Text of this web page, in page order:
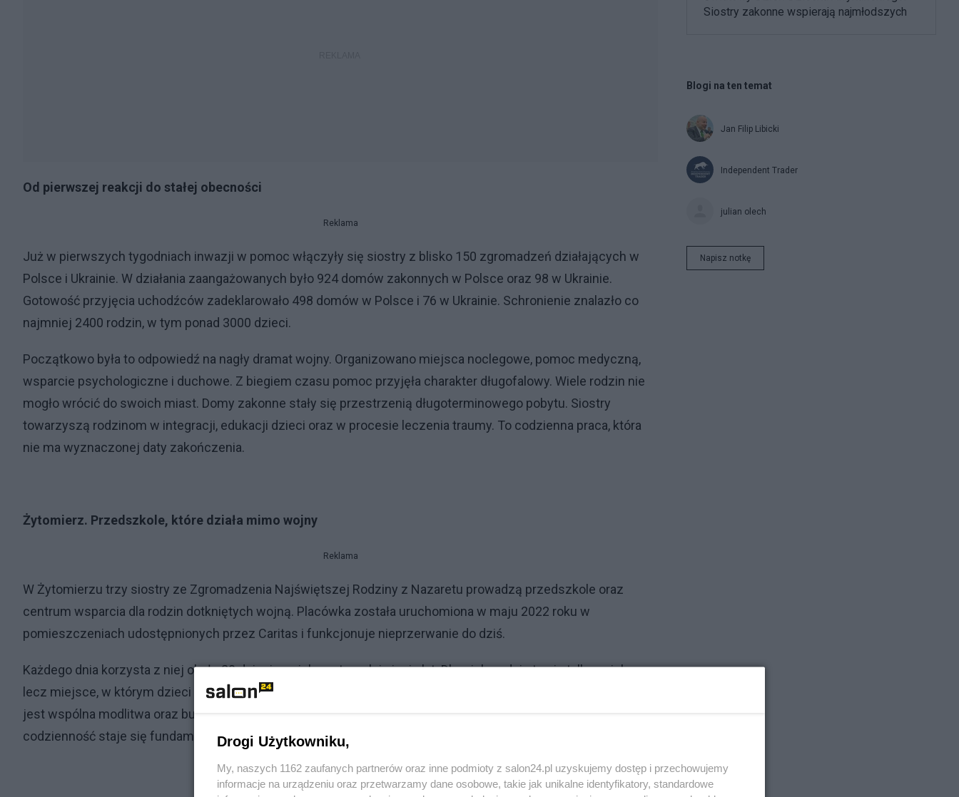
Od pierwszej reakcji do stałej obecności
Reklama
Już w pierwszych tygodniach inwazji w pomoc włączyły się siostry z blisko 150 zgromadzeń działających w
Polsce i Ukrainie. W działania zaangażowanych było 924 domów zakonnych w Polsce oraz 98 w Ukrainie.
Gotowość przyjęcia uchodźców zadeklarowało 498 domów w Polsce i 76 w Ukrainie. Schronienie znalazło co
najmniej 2400 rodzin, w tym ponad 3000 dzieci.
Początkowo była to odpowiedź na nagły dramat wojny. Organizowano miejsca noclegowe, pomoc medyczną,
wsparcie psychologiczne i duchowe. Z biegiem czasu pomoc przyjęła charakter długofalowy. Wiele rodzin nie
mogło wrócić do swoich miast. Domy zakonne stały się przestrzenią długoterminowego pobytu. Siostry
towarzyszą rodzinom w integracji, edukacji dzieci oraz w procesie leczenia traumy. To codzienna praca, która
nie ma wyznaczonej daty zakończenia.
Żytomierz. Przedszkole, które działa mimo wojny
Reklama
W Żytomierzu trzy siostry ze Zgromadzenia Najświętszej Rodziny z Nazaretu prowadzą przedszkole oraz
centrum wsparcia dla rodzin dotkniętych wojną. Placówka została uruchomiona w maju 2022 roku w
pomieszczeniach udostępnionych przez Caritas i funkcjonuje nieprzerwanie do dziś.
Każdego dnia korzysta z niej około 20 dzieci w wieku czterech i pięciu lat. Dla wielu rodzin to nie tylko opieka,
lecz miejsce, w którym dzieci odzyskują poczucie bezpieczeństwa i stabilności. Oprócz zajęć edukacyjnych
jest wspólna modlitwa oraz budowanie relacji. W warunkach przedłużającego się konfliktu zwyczajna
codzienność staje się fundamentem odbudowy.
Siostry zakonne wspierają najmłodszych
Blogi na ten temat
Jan Filip Libicki
Independent Trader
julian olech
Napisz notkę
Drogi Użytkowniku,
My, naszych 1162 zaufanych partnerów oraz inne podmioty z salon24.pl uzyskujemy dostęp i przechowujemy
informacje na urządzeniu oraz przetwarzamy dane osobowe, takie jak unikalne identyfikatory, standardowe